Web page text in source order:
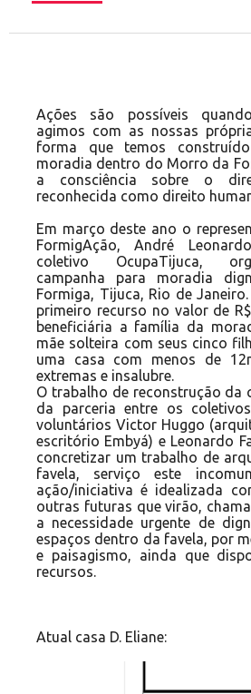
Ações são possíveis
agimos com as nossas
forma que temos
moradia dentro do Morro da
a consciência sobre o
reconhecida como direito
Em março deste ano o
FormigAção, André
coletivo OcupaTijuca,
campanha para moradia
Formiga, Tijuca, Rio de
primeiro recurso no valor de
beneficiária a família da
mãe solteira com seus cinco
uma casa com menos de
extremas e insalubre.
O trabalho de reconstrução da
da parceria entre os
voluntários Victor Huggo
escritório Embyá) e Leonardo
concretizar um trabalho de
favela, serviço este
ação/iniciativa é idealizada
outras futuras que virão,
a necessidade urgente de
espaços dentro da favela, por
e paisagismo, ainda que
recursos.
Atual casa D. Eliane: